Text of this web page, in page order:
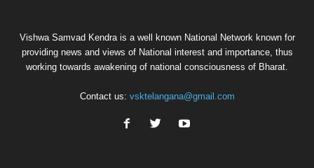
Vishwa Samvad Kendra is a well known National Network known for
providing news and views of National interest and importance, thus
working towards awakening of national consciousness of Bharat.
Contact us: vsktelangana@gmail.com